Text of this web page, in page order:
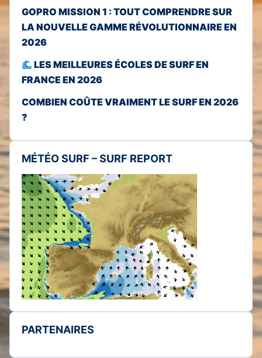
GOPRO MISSION 1 : TOUT COMPRENDRE SUR
LA NOUVELLE GAMME RÉVOLUTIONNAIRE EN
2026
LES MEILLEURES ÉCOLES DE SURF EN
FRANCE EN 2026
COMBIEN COÛTE VRAIMENT LE SURF EN 2026
?
MÉTÉO SURF – SURF REPORT
PARTENAIRES